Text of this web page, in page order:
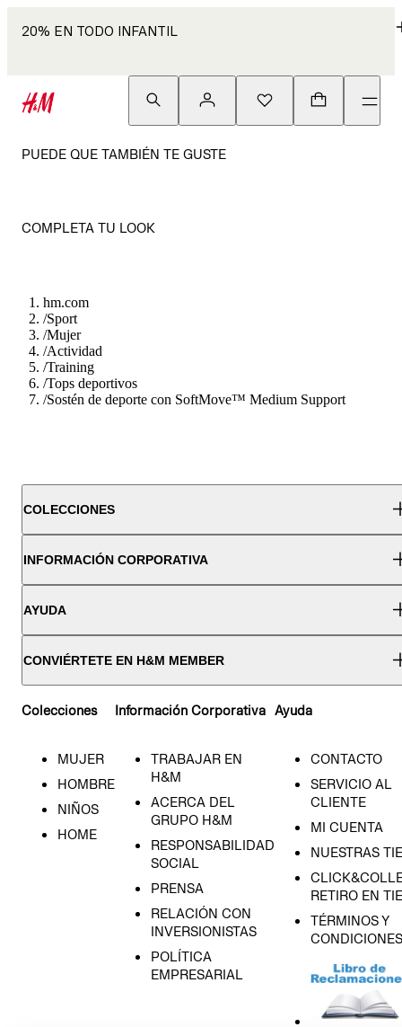
20% EN TODO INFANTIL
PUEDE QUE TAMBIÉN TE GUSTE
COMPLETA TU LOOK
hm.com
/Sport
/Mujer
/Actividad
/Training
/Tops deportivos
/Sostén de deporte con SoftMove™ Medium Support
COLECCIONES
INFORMACIÓN CORPORATIVA
AYUDA
CONVIÉRTETE EN H&M MEMBER
Colecciones
MUJER
HOMBRE
NIÑOS
HOME
Información Corporativa
TRABAJAR EN
H&M
ACERCA DEL
GRUPO H&M
RESPONSABILIDAD
SOCIAL
PRENSA
RELACIÓN CON
INVERSIONISTAS
POLÍTICA
EMPRESARIAL
Ayuda
CONTACTO
SERVICIO AL
CLIENTE
MI CUENTA
NUESTRAS
RETIRO EN
TÉRMINOS Y
CONDICIONES